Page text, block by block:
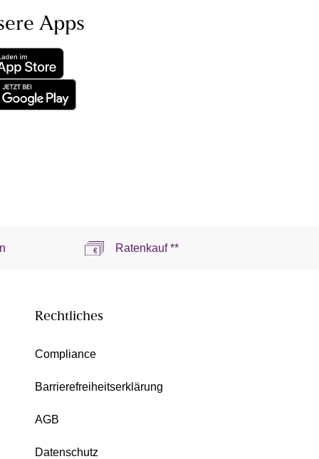
Apps
Ratenkauf **
Rechtliches
Compliance
Barrierefreiheitserklärung
AGB
Datenschutz